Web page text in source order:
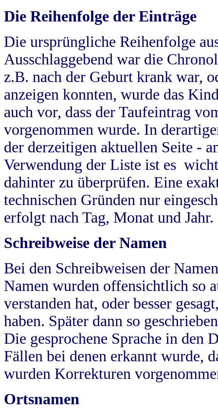
Die Reihenfolge der Einträge
Die ursprüngliche Reihenfolge
Ausschlaggebend war die
z.B. nach der Geburt krank war,
anzeigen konnten, wurde das
auch vor, dass der Taufeintrag
vorgenommen wurde. In
der derzeitigen aktuellen Seite -
Verwendung der Liste ist es
dahinter zu überprüfen. Eine
technischen Gründen nur
erfolgt nach Tag, Monat und Jahr.
Schreibweise der Namen
Bei den Schreibweisen der
Namen wurden offensichtlich so
verstanden hat, oder besser
haben. Später dann so
Die gesprochene Sprache in
Fällen bei denen erkannt wurde,
wurden Korrekturen
Ortsnamen